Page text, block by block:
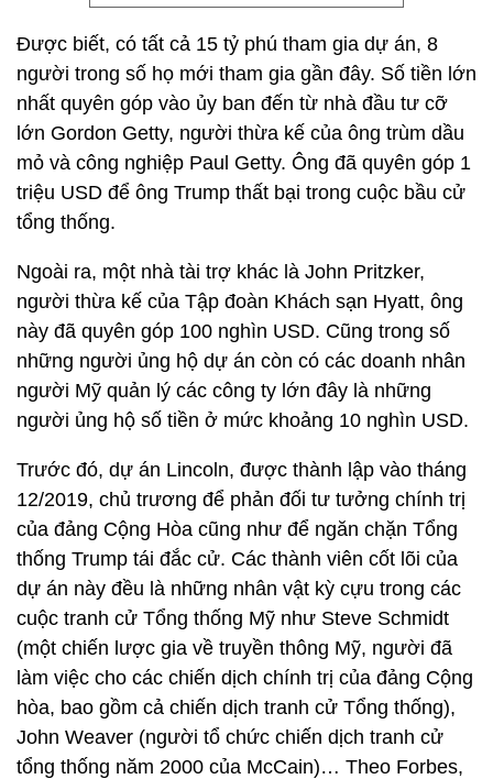
Được biết, có tất cả 15 tỷ phú tham gia dự án, 8
người trong số họ mới tham gia gần đây. Số tiền lớn
nhất quyên góp vào ủy ban đến từ nhà đầu tư cỡ
lớn Gordon Getty, người thừa kế của ông trùm dầu
mỏ và công nghiệp Paul Getty. Ông đã quyên góp 1
triệu USD để ông Trump thất bại trong cuộc bầu cử
tổng thống.
Ngoài ra, một nhà tài trợ khác là John Pritzker,
người thừa kế của Tập đoàn Khách sạn Hyatt, ông
này đã quyên góp 100 nghìn USD. Cũng trong số
những người ủng hộ dự án còn có các doanh nhân
người Mỹ quản lý các công ty lớn đây là những
người ủng hộ số tiền ở mức khoảng 10 nghìn USD.
Trước đó, dự án Lincoln, được thành lập vào tháng
12/2019, chủ trương để phản đối tư tưởng chính trị
của đảng Cộng Hòa cũng như để ngăn chặn Tổng
thống Trump tái đắc cử. Các thành viên cốt lõi của
dự án này đều là những nhân vật kỳ cựu trong các
cuộc tranh cử Tổng thống Mỹ như Steve Schmidt
(một chiến lược gia về truyền thông Mỹ, người đã
làm việc cho các chiến dịch chính trị của đảng Cộng
hòa, bao gồm cả chiến dịch tranh cử Tổng thống),
John Weaver (người tổ chức chiến dịch tranh cử
tổng thống năm 2000 của McCain)… Theo Forbes,